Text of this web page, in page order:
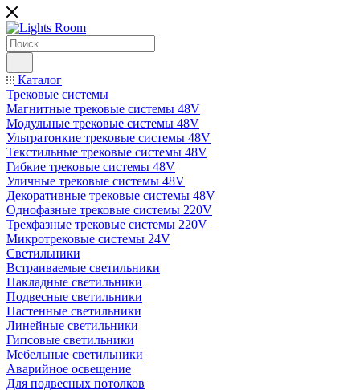
Каталог
Трековые системы
Магнитные трековые системы 48V
Модульные трековые системы 48V
Ультратонкие трековые системы 48V
Текстильные трековые системы 48V
Гибкие трековые системы 48V
Уличные трековые системы 48V
Декоративные трековые системы 48V
Однофазные трековые системы 220V
Трехфазные трековые системы 220V
Микротрековые системы 24V
Светильники
Встраиваемые светильники
Накладные светильники
Подвесные светильники
Настенные светильники
Линейные светильники
Гипсовые светильники
Мебельные светильники
Аварийное освещение
Для подвесных потолков